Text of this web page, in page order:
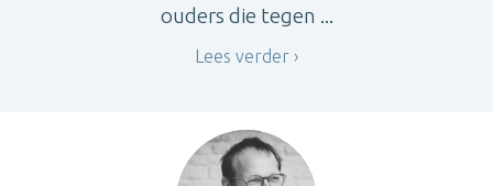
ouders die tegen ...
Lees verder